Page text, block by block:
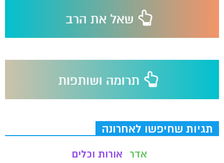
תגיות שחיפשו לאחרונה
אדר
אורות וכלים